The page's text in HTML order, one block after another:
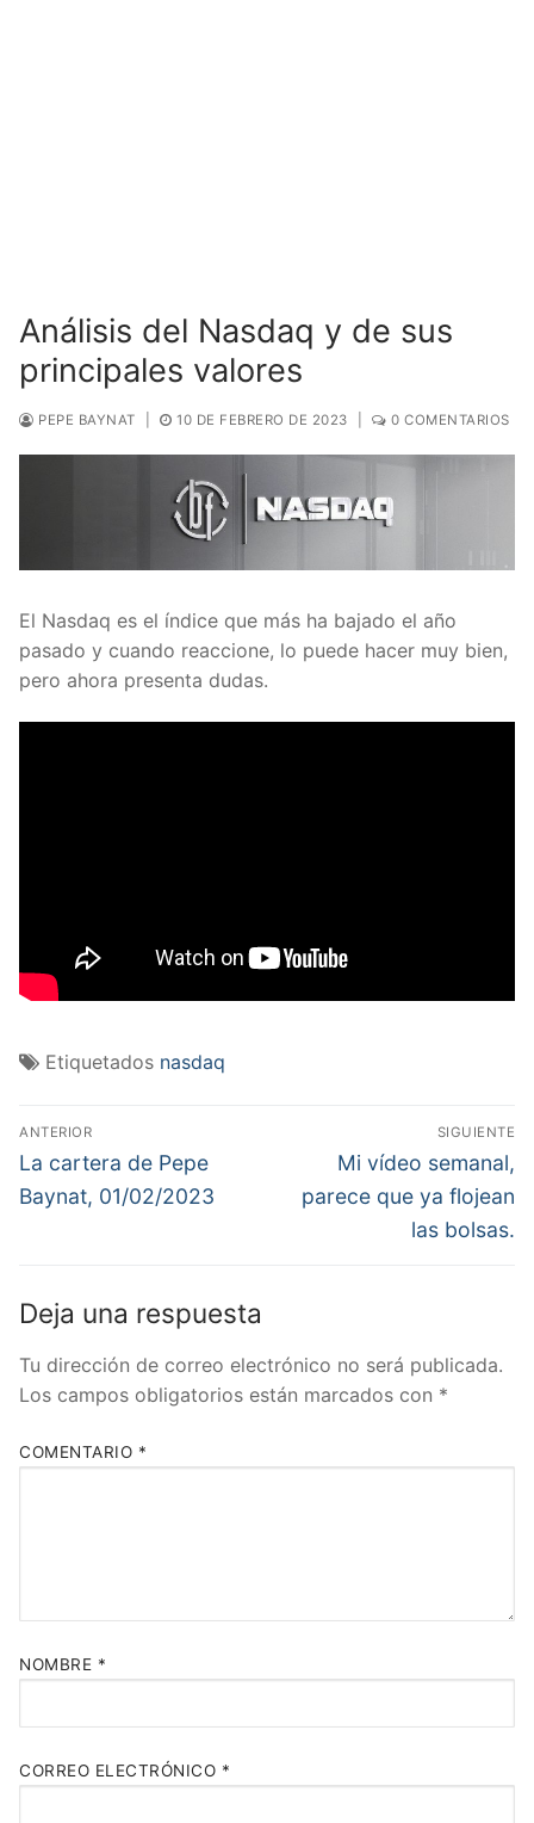
Análisis del Nasdaq y de sus
principales valores
PEPE BAYNAT 10 DE FEBRERO DE 2023 0 COMENTARIOS
El Nasdaq es el índice que más ha bajado el año
pasado y cuando reaccione, lo puede hacer muy bien,
pero ahora presenta dudas.
Etiquetados nasdaq
Navegación
de
entradas
ANTERIOR
Entrada
anterior:
La cartera de Pepe
Baynat, 01/02/2023
SIGUIENTE
Entrada
siguiente:
Mi vídeo semanal,
parece que ya flojean
las bolsas.
Deja una respuesta
Tu dirección de correo electrónico no será publicada.
Los campos obligatorios están marcados con *
COMENTARIO *
NOMBRE *
CORREO ELECTRÓNICO *